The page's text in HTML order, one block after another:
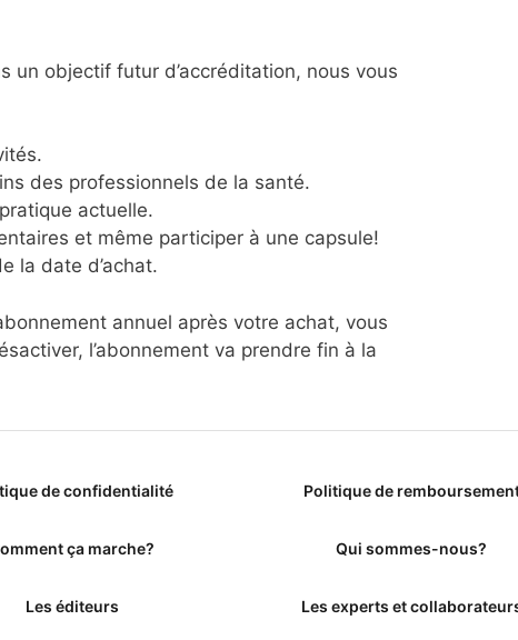
un objectif futur d’accréditation, nous vous
des professionnels de la santé.
actuelle.
et même participer à une capsule!
la date d’achat.
annuel après votre achat, vous
l’abonnement va prendre fin à la
de confidentialité Politique de
ça marche? Qui sommes-nous?
Les éditeurs Les experts et